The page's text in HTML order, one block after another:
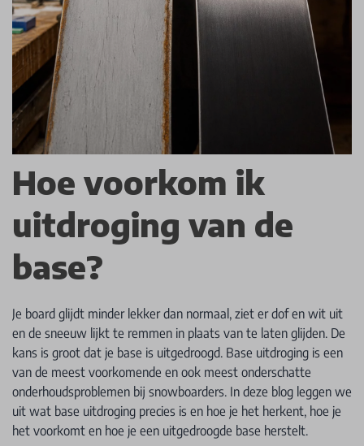
Hoe voorkom ik
uitdroging van de
base?
Je board glijdt minder lekker dan normaal, ziet er dof en wit uit
en de sneeuw lijkt te remmen in plaats van te laten glijden. De
kans is groot dat je base is uitgedroogd. Base uitdroging is een
van de meest voorkomende en ook meest onderschatte
onderhoudsproblemen bij snowboarders. In deze blog leggen we
uit wat base uitdroging precies is en hoe je het herkent, hoe je
het voorkomt en hoe je een uitgedroogde base herstelt.